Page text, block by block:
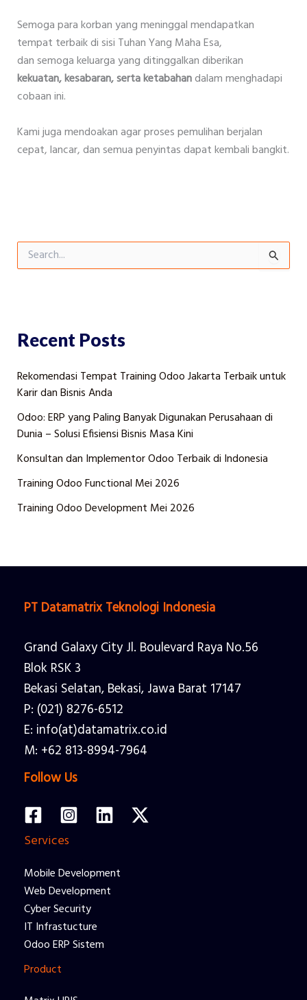
Semoga para korban yang meninggal mendapatkan
tempat terbaik di sisi Tuhan Yang Maha Esa,
dan semoga keluarga yang ditinggalkan diberikan
kekuatan, kesabaran, serta ketabahandalam menghadapi
cobaan ini.
Kami juga mendoakan agar proses pemulihan berjalan
cepat, lancar, dan semua penyintas dapat kembali bangkit.
e
f
o
:
Recent Posts
Rekomendasi Tempat Training Odoo Jakarta Terbaik untuk
Karir dan Bisnis Anda
Odoo: ERP yang Paling Banyak Digunakan Perusahaan di
Dunia – Solusi Efisiensi Bisnis Masa Kini
Konsultan dan Implementor Odoo Terbaik di Indonesia
Training Odoo Functional Mei 2026
Training Odoo Development Mei 2026
PT Datamatrix Teknologi Indonesia
Grand Galaxy City Jl. Boulevard Raya No.56
Blok RSK 3
Bekasi Selatan, Bekasi, Jawa Barat 17147
P: (021) 8276-6512
E: info(at)datamatrix.co.id
M: +62 813-8994-7964
Follow Us
Services
Mobile Development
Web Development
Cyber Security
IT Infrastucture
Odoo ERP Sistem
Product